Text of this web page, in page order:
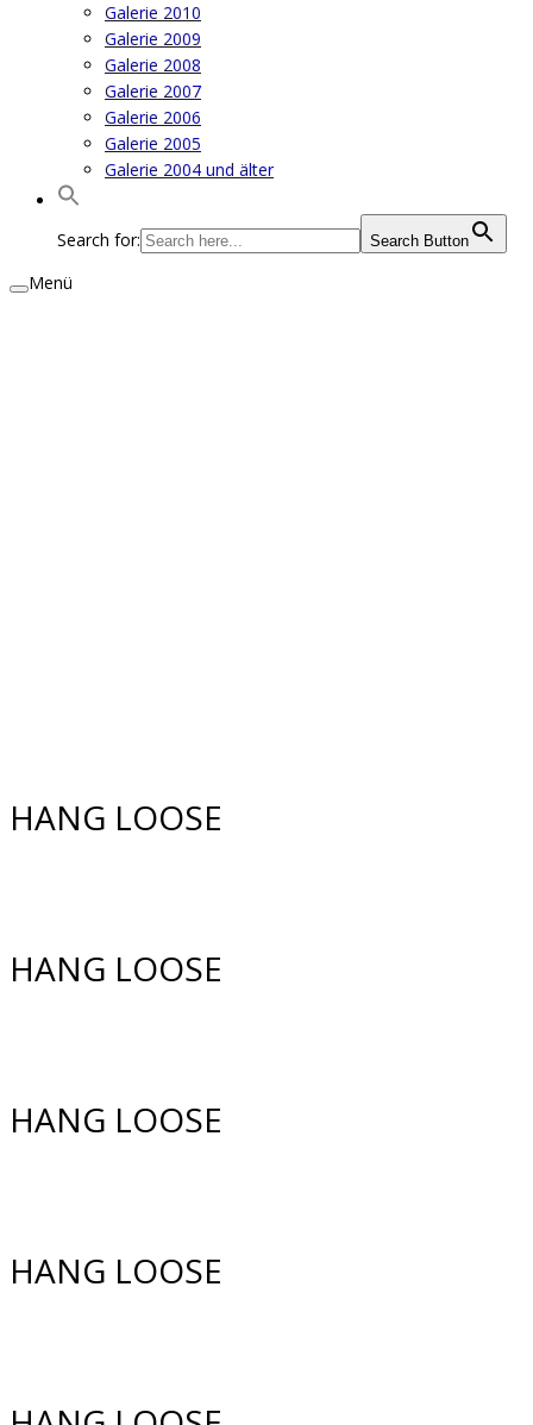
Galerie 2010
Galerie 2009
Galerie 2008
Galerie 2007
Galerie 2006
Galerie 2005
Galerie 2004 und älter
Search for: Search Button
Menü
HANG LOOSE
1. Mühlviertler Gleitschirmclub
HANG LOOSE
1. Mühlviertler Gleitschirmclub
HANG LOOSE
1. Mühlviertler Gleitschirmclub
HANG LOOSE